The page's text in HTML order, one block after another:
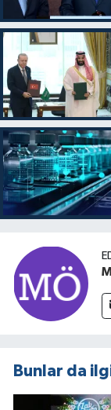
Bunlar da